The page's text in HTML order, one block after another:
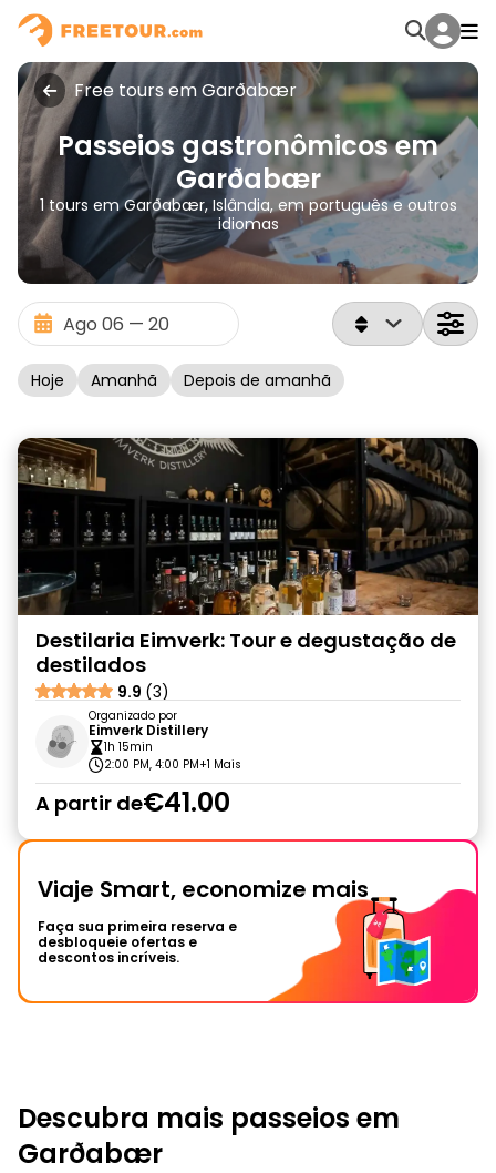
Free tours em Garðabær
Passeios gastronômicos em
Garðabær
1 tours em Garðabær, Islândia, em português e outros
idiomas
Hoje Amanhã Depois de amanhã
Destilaria Eimverk: Tour e degustação de
destilados
9.9 (3)
Organizado por
Eimverk Distillery
1h 15min
2:00 PM, 4:00 PM+1 Mais
A partir de€41.00
Viaje Smart, economize mais
Faça sua primeira reserva e
desbloqueie ofertas e
descontos incríveis.
Descubra mais passeios em
Garðabær